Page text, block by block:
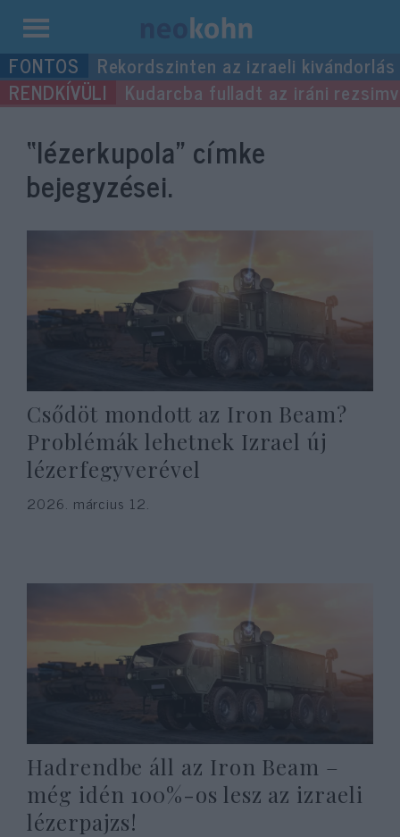
Kilépés
a
tartalomba
Rekordszinten az izraeli kivándorlás
Kudarcba fulladt az iráni
“lézerkupola” címke
bejegyzései.
Csődöt mondott az Iron Beam?
Problémák lehetnek Izrael új
lézerfegyverével
2026. március 12.
Hadrendbe áll az Iron Beam –
még idén 100%-os lesz az izraeli
lézerpajzs!